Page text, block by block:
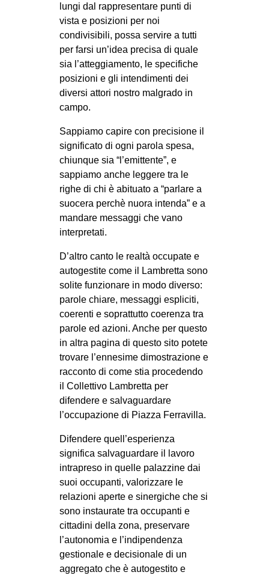
RECENSIONI
INTERNAZIONALE
AFRICA
AMERICHE
ESTREMO ORIENTE
MEDIO ORIENTE
MONDO
EVENTI
in
tw
bsky
ms
SEARCH
lungi dal rappresentare punti di
vista e posizioni per noi
condivisibili, possa servire a tutti
per farsi un’idea precisa di quale
sia l’atteggiamento, le specifiche
posizioni e gli intendimenti dei
diversi attori nostro malgrado in
campo.
Sappiamo capire con precisione il
significato di ogni parola spesa,
chiunque sia “l’emittente”, e
sappiamo anche leggere tra le
righe di chi è abituato a “parlare a
suocera perchè nuora intenda” e a
mandare messaggi che vano
interpretati.
D’altro canto le realtà occupate e
autogestite come il Lambretta sono
solite funzionare in modo diverso:
parole chiare, messaggi espliciti,
coerenti e soprattutto coerenza tra
parole ed azioni. Anche per questo
in altra pagina di questo sito potete
trovare l’ennesime dimostrazione e
racconto di come stia procedendo
il Collettivo Lambretta per
difendere e salvaguardare
l’occupazione di Piazza Ferravilla.
Difendere quell’esperienza
significa salvaguardare il lavoro
intrapreso in quelle palazzine dai
suoi occupanti, valorizzare le
relazioni aperte e sinergiche che si
sono instaurate tra occupanti e
cittadini della zona, preservare
l’autonomia e l’indipendenza
gestionale e decisionale di un
aggregato che è autogestito e